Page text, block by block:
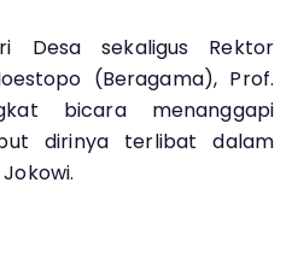
Desa sekaligus Rektor
(Beragama), Prof.
bicara menanggapi
dirinya terlibat dalam